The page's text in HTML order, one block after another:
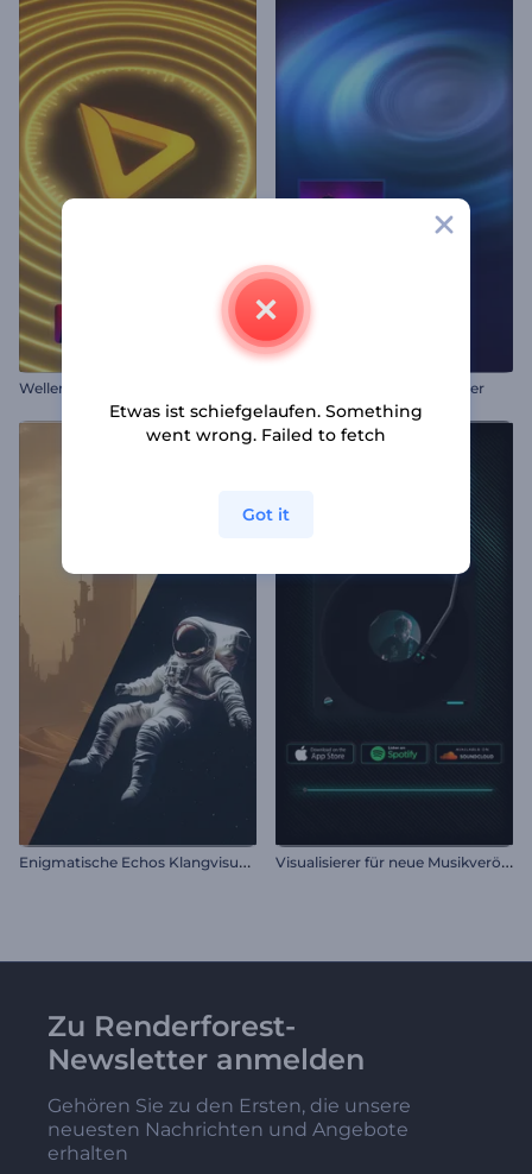
Wellenbeats Musikvisualisierer Klang-Resonanz-Visualisierer
E
nigmatische Echos Klangvisualisierer V
isualisierer für neue Musikveröffentlichungen
Zu Renderforest-
Newsletter anmelden
Gehören Sie zu den Ersten, die unsere
neuesten Nachrichten und Angebote
erhalten
Etwas ist schiefgelaufen. Something
went wrong. Failed to fetch
Got it